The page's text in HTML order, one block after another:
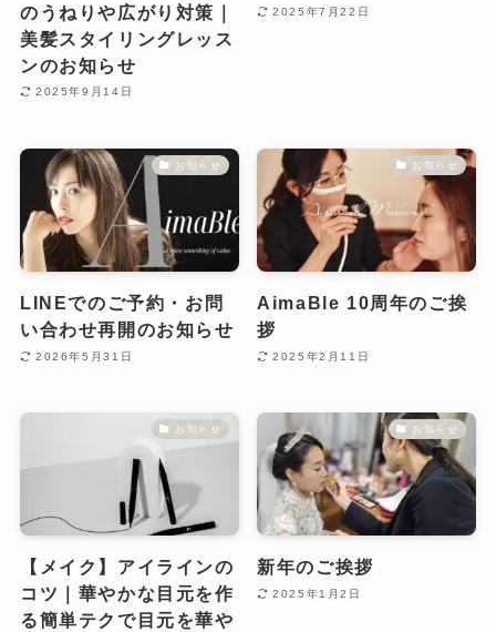
のうねりや広がり対策｜
美髪スタイリングレッス
ンのお知らせ
2025年9月14日
2025年7月22日
お知らせ
LINEでのご予約・お問
い合わせ再開のお知らせ
2026年5月31日
お知らせ
AimaBle 10周年のご挨
拶
2025年2月11日
お知らせ
【メイク】アイラインの
コツ｜華やかな目元を作
る簡単テクで目元を華や
お知らせ
新年のご挨拶
2025年1月2日